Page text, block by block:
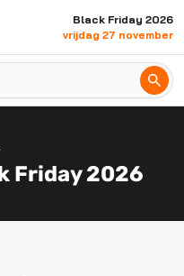
Black Friday 2026
vrijdag 27 november
Friday 2026